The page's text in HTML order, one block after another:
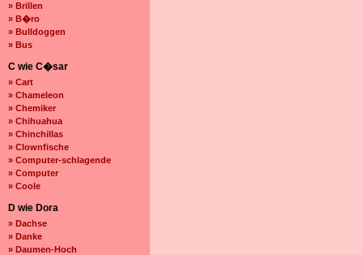
» Brillen
» B�ro
» Bulldoggen
» Bus
C wie C�sar
» Cart
» Chameleon
» Chemiker
» Chihuahua
» Chinchillas
» Clownfische
» Computer-schlagende
» Computer
» Coole
D wie Dora
» Dachse
» Danke
» Daumen-Hoch